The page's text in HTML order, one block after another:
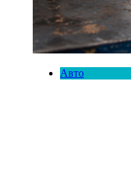
Авто